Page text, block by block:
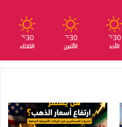
30
℃
الأحد
30
℃
الأثنين
30
℃
الثلاثاء